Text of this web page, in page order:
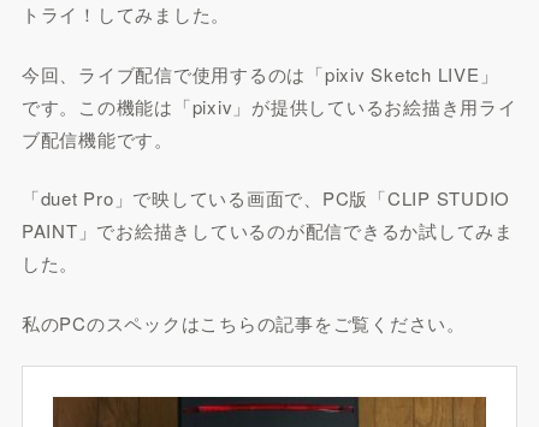
トライ！してみました。
今回、ライブ配信で使用するのは「pixiv Sketch LIVE」
です。この機能は「pixiv」が提供しているお絵描き用ライ
ブ配信機能です。
「duet Pro」で映している画面で、PC版「CLIP STUDIO
PAINT」でお絵描きしているのが配信できるか試してみま
した。
私のPCのスペックはこちらの記事をご覧ください。